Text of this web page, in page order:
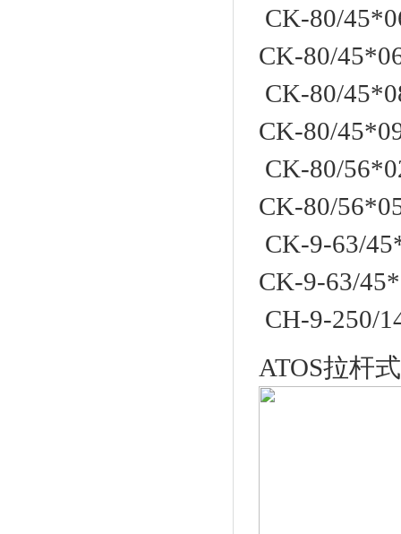
CK-80/
CK-80/
CK-80/
CK-80/
CK-80/
CK-80/
CK-9-63/
CK-9-63/
CH-9-250/
ATOS拉杆